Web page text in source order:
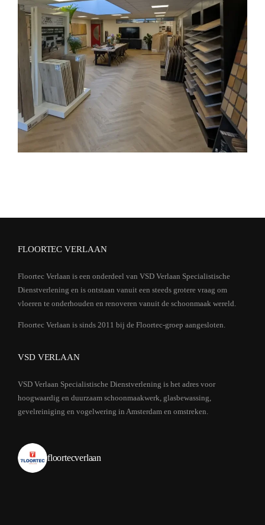
FLOORTEC VERLAAN
Floortec Verlaan is een onderdeel van VSD Verlaan Specialistische
Dienstverlening en is ontstaan vanuit een steeds grotere vraag om
vloeren te onderhouden en renoveren vanuit de schoonmaak wereld.
Floortec Verlaan is sinds 2011 bij de Floortec-groep aangesloten.
VSD VERLAAN
VSD Verlaan Specialistische Dienstverlening is het adres voor
hoogwaardig en duurzaam schoonmaakwerk, glasbewassing,
gevelreiniging en vogelwering in Amsterdam en omstreken.
floortecverlaan